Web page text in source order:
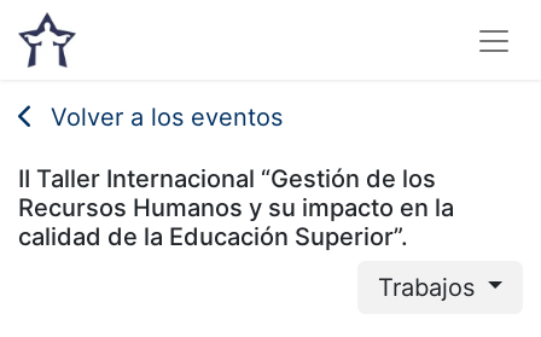
Volver a los eventos
II Taller Internacional “Gestión de los
Recursos Humanos y su impacto en la
calidad de la Educación Superior”.
Trabajos